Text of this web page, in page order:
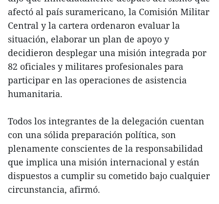
afectó al país suramericano, la Comisión Militar
Central y la cartera ordenaron evaluar la
situación, elaborar un plan de apoyo y
decidieron desplegar una misión integrada por
82 oficiales y militares profesionales para
participar en las operaciones de asistencia
humanitaria.
Todos los integrantes de la delegación cuentan
con una sólida preparación política, son
plenamente conscientes de la responsabilidad
que implica una misión internacional y están
dispuestos a cumplir su cometido bajo cualquier
circunstancia, afirmó.